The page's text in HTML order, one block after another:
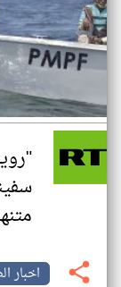
متنها 8 ألمان و10
اخبار